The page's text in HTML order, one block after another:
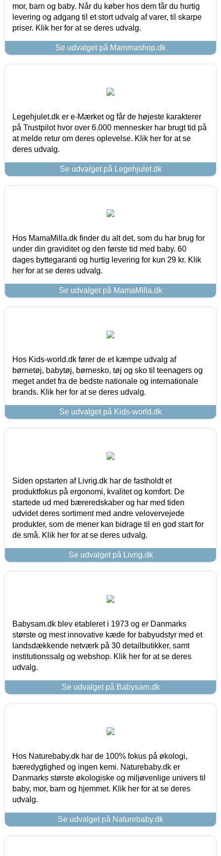
mor, barn og baby. Når du køber hos dem får du hurtig
levering og adgang til et stort udvalg af varer, til skarpe
priser. Klik her for at se deres udvalg.
Se udvalget på Mammashop.dk
Legehjulet.dk er e-Mærket og får de højeste karakterer
på Trustpilot hvor over 6.000 mennesker har brugt tid på
at melde retur om deres oplevelse. Klik her for at se
deres udvalg.
Se udvalget på Legehjulet.dk
Hos MamaMilla.dk finder du alt det, som du har brug for
under din graviditet og den første tid med baby. 60
dages byttegaranti og hurtig levering for kun 29 kr. Klik
her for at se deres udvalg.
Se udvalget på MamaMilla.dk
Hos Kids-world.dk fører de et kæmpe udvalg af
børnetøj, babytøj, børnesko, tøj og sko til teenagers og
meget andet fra de bedste nationale og internationale
brands. Klik her for at se deres udvalg.
Se udvalget på Kids-world.dk
Siden opstarten af Livrig.dk har de fastholdt et
produktfokus på ergonomi, kvalitet og komfort. De
startede ud med bæreredskaber og har med tiden
udvidet deres sortiment med andre velovervejede
produkter, som de mener kan bidrage til en god start for
de små. Klik her for at se deres udvalg.
Se udvalget på Livrig.dk
Babysam.dk blev etableret i 1973 og er Danmarks
største og mest innovative kæde for babyudstyr med et
landsdækkende netværk på 30 detailbutikker, samt
institutionssalg og webshop. Klik her for at se deres
udvalg.
Se udvalget på Babysam.dk
Hos Naturebaby.dk har de 100% fokus på økologi,
bæredygtighed og ingen kemi. Naturebaby.dk er
Danmarks største økologiske og miljøvenlige univers til
baby, mor, barn og hjemmet. Klik her for at se deres
udvalg.
Se udvalget på Naturebaby.dk